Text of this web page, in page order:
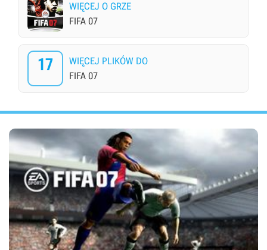
WIĘCEJ O GRZE
FIFA 07
17
WIĘCEJ PLIKÓW DO
FIFA 07